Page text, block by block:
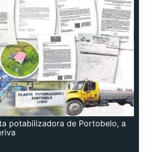
potabilizadora de Portobelo, a